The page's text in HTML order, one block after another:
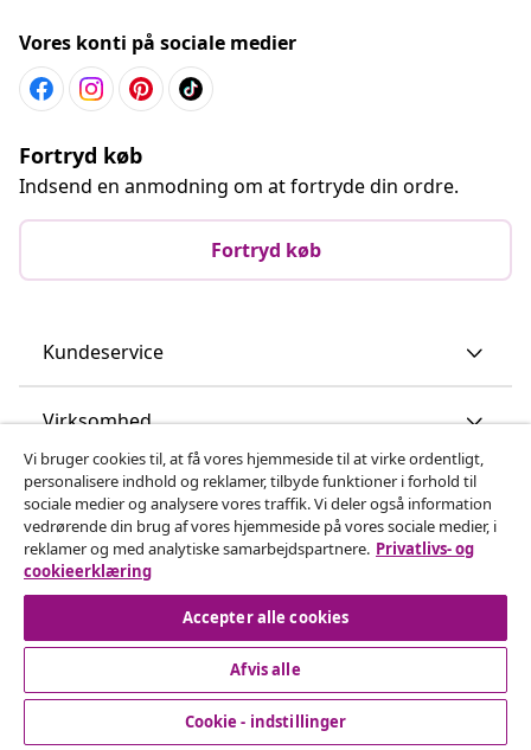
Vores konti på sociale medier
Fortryd køb
Indsend en anmodning om at fortryde din ordre.
Fortryd køb
Kundeservice
Virksomhed
vidaXL
Opdag mere
Vi bruger cookies til, at få vores hjemmeside til at virke ordentligt,
personalisere indhold og reklamer, tilbyde funktioner i forhold til
sociale medier og analysere vores traffik. Vi deler også information
vedrørende din brug af vores hjemmeside på vores sociale medier, i
reklamer og med analytiske samarbejdspartnere. Privatlivs- og
cookieerklæring
Accepter alle cookies
Afvis alle
Cookie - indstillinger